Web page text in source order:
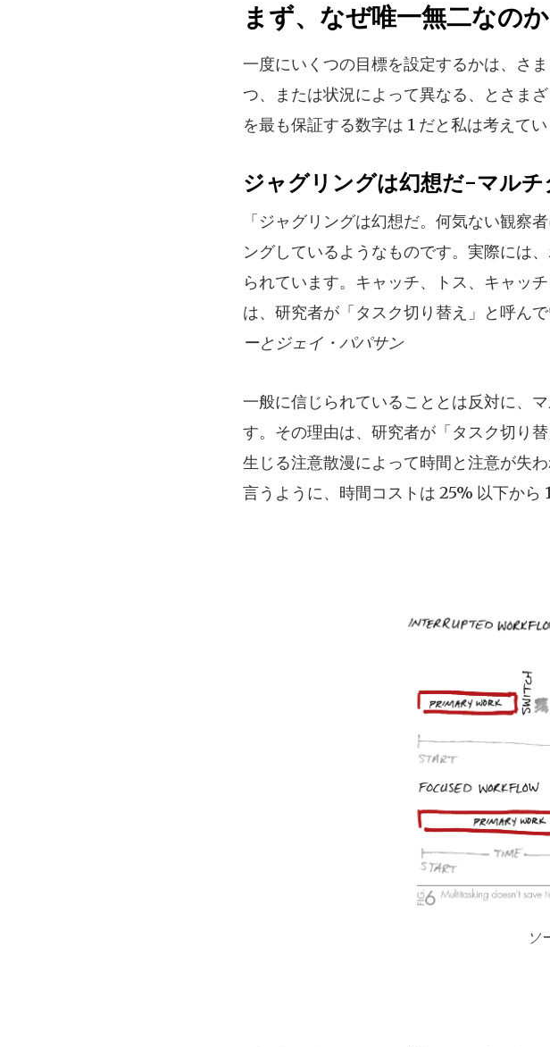
まず、なぜ唯一無二なの
一度にいくつの目標を設定するかは、さ
つ、または状況によって異なる、とさま
を最も保証する数字は 1 だと私は考えて
ジャグリングは幻想だ-マル
「ジャグリングは幻想だ。何気ない観察
ングしているようなものです。実際には
られています。キャッチ、トス、キャッ
は、研究者が「タスク切り替え」と呼ん
ーとジェイ・パパサン
一般に信じられていることとは反対に、
す。その理由は、研究者が「タスク切り
生じる注意散漫によって時間と注意が失
言うように、時間コストは 25% 以下から
ソ